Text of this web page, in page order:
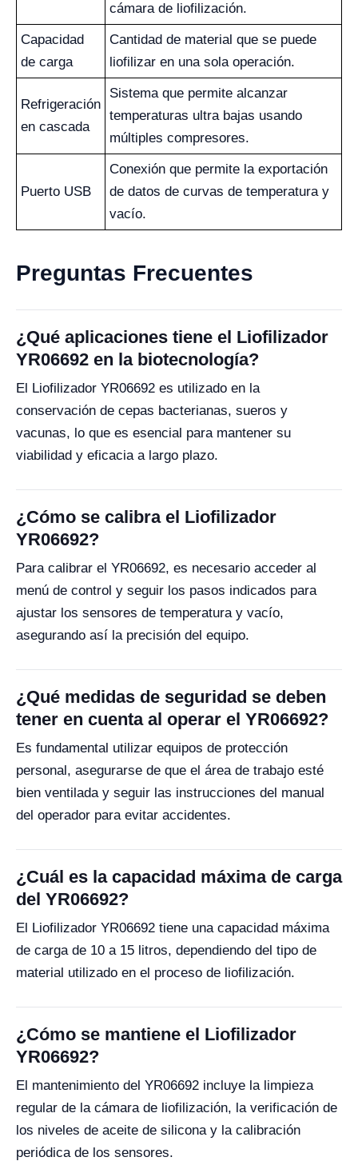
cámara de liofilización.
Capacidad
de carga
Cantidad de material que se puede
liofilizar en una sola operación.
Refrigeración
en cascada
Sistema que permite alcanzar
temperaturas ultra bajas usando
múltiples compresores.
Puerto USB
Conexión que permite la exportación
de datos de curvas de temperatura y
vacío.
Preguntas Frecuentes
¿Qué aplicaciones tiene el Liofilizador
YR06692 en la biotecnología?
El Liofilizador YR06692 es utilizado en la
conservación de cepas bacterianas, sueros y
vacunas, lo que es esencial para mantener su
viabilidad y eficacia a largo plazo.
¿Cómo se calibra el Liofilizador
YR06692?
Para calibrar el YR06692, es necesario acceder al
menú de control y seguir los pasos indicados para
ajustar los sensores de temperatura y vacío,
asegurando así la precisión del equipo.
¿Qué medidas de seguridad se deben
tener en cuenta al operar el YR06692?
Es fundamental utilizar equipos de protección
personal, asegurarse de que el área de trabajo esté
bien ventilada y seguir las instrucciones del manual
del operador para evitar accidentes.
¿Cuál es la capacidad máxima de carga
del YR06692?
El Liofilizador YR06692 tiene una capacidad máxima
de carga de 10 a 15 litros, dependiendo del tipo de
material utilizado en el proceso de liofilización.
¿Cómo se mantiene el Liofilizador
YR06692?
El mantenimiento del YR06692 incluye la limpieza
regular de la cámara de liofilización, la verificación de
los niveles de aceite de silicona y la calibración
periódica de los sensores.